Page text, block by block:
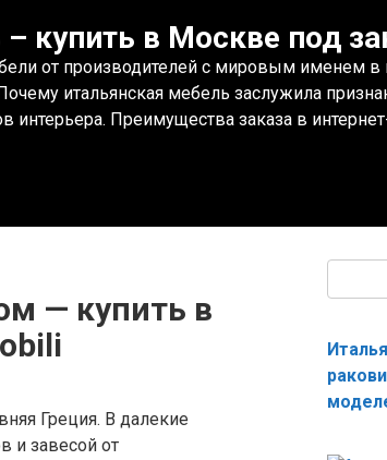
купить в Москве под
от производителей с мировым именем в
итальянская мебель заслужила
интерьера. Преимущества заказа в
— купить в
Греция. В далекие
и завесой от